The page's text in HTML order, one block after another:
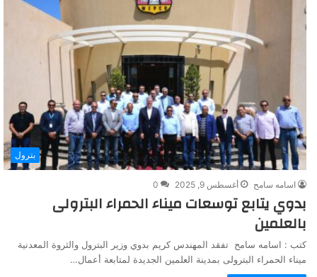
بترول
اسامه سامح أغسطس 9, 2025 0
بدوي يتابع توسعات ميناء الحمراء البترولى
بالعلمين
كتب : اسامه سامح تفقد المهندس كريم بدوي وزير البترول والثروة المعدنية
ميناء الحمراء البترولى بمدينة العلمين الجديدة لمتابعة أعمال…